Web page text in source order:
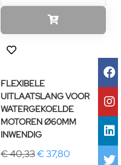
FLEXIBELE
UITLAATSLANG VOOR
WATERGEKOELDE
MOTOREN Ø60MM
INWENDIG
€ 40,33€ 37,80